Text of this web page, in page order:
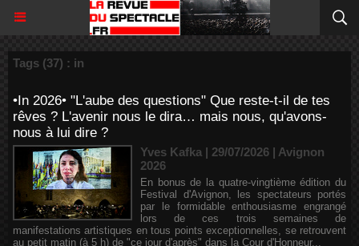
Tags (37) : in
•In 2026• "L'aube des questions" Que reste-t-il de tes
rêves ? L'avenir nous le dira… mais nous, qu'avons-
nous à lui dire ?
Yves Kafka | 29/07/2026 | Avignon
2026
En bonus de la quatre-vingtième édition du
Festival d'Avignon, les spectateurs portés
par le formidable enthousiasme engrangé
lors de ces trois semaines de
manifestations artistiques en tous points exceptionnelles, se retrouvent
au petit matin (à 5 h) de "ce jour d'après" dans la Cour d'Honneur...